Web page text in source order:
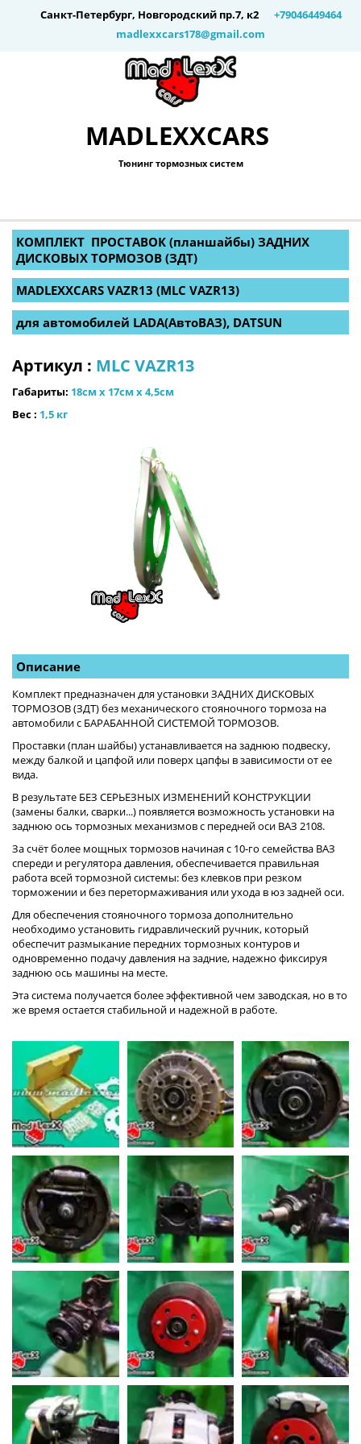
Санкт-Петербург, Новгородский пр.7, к2
+79046449464
madlexxcars178@gmail.com
MADLEXXCARS
Тюнинг тормозных систем
КОМПЛЕКТ  ПРОСТАВОК (планшайбы) ЗАДНИХ
ДИСКОВЫХ ТОРМОЗОВ (ЗДТ)
MADLEXXCARS VAZR13 (MLC VAZR13)
для автомобилей LADA(АвтоВАЗ), DATSUN
Артикул : MLC VAZR13
Габариты: 18см х 17см х 4,5см
Вес : 1,5 кг
Описание
Комплект предназначен для установки ЗАДНИХ ДИСКОВЫХ
ТОРМОЗОВ (ЗДТ) без механического стояночного тормоза на
автомобили с БАРАБАННОЙ СИСТЕМОЙ ТОРМОЗОВ.
Проставки (план шайбы) устанавливается на заднюю подвеску,
между балкой и цапфой или поверх цапфы в зависимости от ее
вида.
В результате БЕЗ СЕРЬЕЗНЫХ ИЗМЕНЕНИЙ КОНСТРУКЦИИ
(замены балки, сварки...) появляется возможность установки на
заднюю ось тормозных механизмов с передней оси ВАЗ 2108.
За счёт более мощных тормозов начиная с 10-го семейства ВАЗ
спереди и регулятора давления, обеспечивается правильная
работа всей тормозной системы: без клевков при резком
торможении и без перетормаживания или ухода в юз задней оси.
Для обеспечения стояночного тормоза дополнительно
необходимо установить гидравлический ручник, который
обеспечит размыкание передних тормозных контуров и
одновременно подачу давления на задние, надежно фиксируя
заднюю ось машины на месте.
Эта система получается более эффективной чем заводская, но в то
же время остается стабильной и надежной в работе.